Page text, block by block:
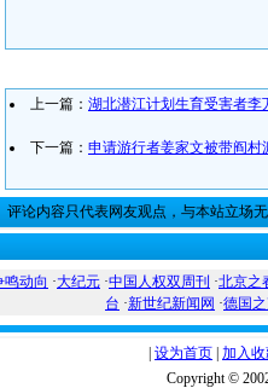
上一篇： 湖北潜江计划生育受害者李
下一篇： 申请游行者姜家文被带阎村
评论内容只代表网友观点，与本站立场
鸣动向 ·大纪元 ·中国人权双周刊 ·北京之
台 ·新世纪新闻网 ·德国
设为首页 加入
Copyright ©